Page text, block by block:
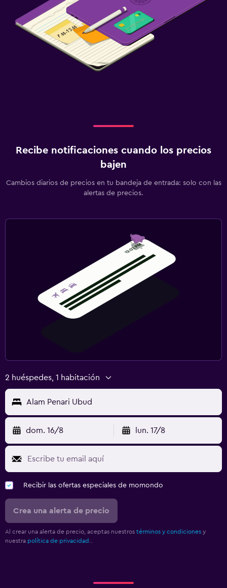
Recibe notificaciones cuando los precios
bajen
Cambios diarios de precios en tu bandeja de entrada: solo con las
alertas de precios.
2 huéspedes, 1 habitación
Alam Penari Ubud
dom. 16/8 lun. 17/8
Recibir las ofertas especiales de momondo
Crea una alerta de precio
Al crear una alerta de precio, aceptas nuestros términos y condiciones y
nuestra política de privacidad.